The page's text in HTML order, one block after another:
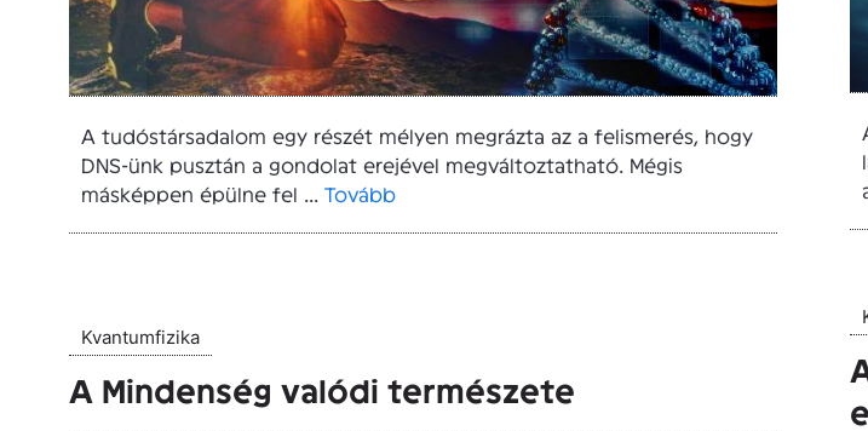
A tudóstársadalom egy részét mélyen megrázta az a felismerés, hogy
DNS-ünk pusztán a gondolat erejével megváltoztatható. Mégis
másképpen épülne fel ... Tovább
Kvantumfizika
A Mindenség valódi természete